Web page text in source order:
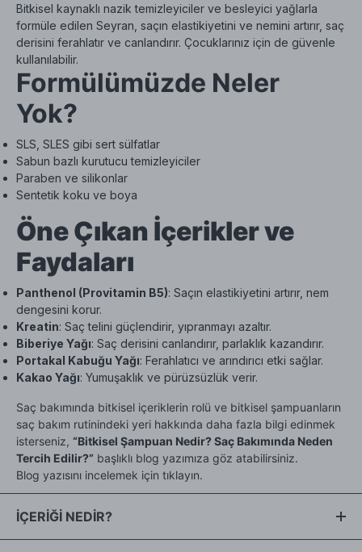
Bitkisel kaynaklı nazik temizleyiciler ve besleyici yağlarla
formüle edilen Seyran, saçın elastikiyetini ve nemini artırır, saç
derisini ferahlatır ve canlandırır. Çocuklarınız için de güvenle
kullanılabilir.
Formülümüzde Neler
Yok?
SLS, SLES gibi sert sülfatlar
Sabun bazlı kurutucu temizleyiciler
Paraben ve silikonlar
Sentetik koku ve boya
Öne Çıkan İçerikler ve
Faydaları
Panthenol (Provitamin B5): Saçın elastikiyetini artırır, nem
dengesini korur.
Kreatin: Saç telini güçlendirir, yıpranmayı azaltır.
Biberiye Yağı: Saç derisini canlandırır, parlaklık kazandırır.
Portakal Kabuğu Yağı: Ferahlatıcı ve arındırıcı etki sağlar.
Kakao Yağı: Yumuşaklık ve pürüzsüzlük verir.
Saç bakımında bitkisel içeriklerin rolü ve bitkisel şampuanların
saç bakım rutinindeki yeri hakkında daha fazla bilgi edinmek
isterseniz, “Bitkisel Şampuan Nedir? Saç Bakımında Neden
Tercih Edilir?” başlıklı blog yazımıza göz atabilirsiniz.
Blog yazısını incelemek için tıklayın.
İÇERİĞİ NEDİR?